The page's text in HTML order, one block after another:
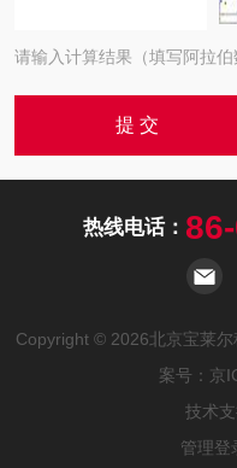
请输入计算结果（填写阿拉
热线电话：
Copyright © 2026北京宝莱
案号： 京
技术支
管理登